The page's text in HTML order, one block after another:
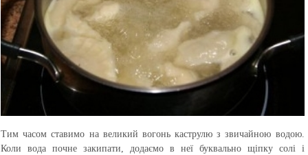
Тим часом ставимо на великий вогонь каструлю з звичайною водою.
Коли вода почне закипати, додаємо в неї буквально щіпку солі і